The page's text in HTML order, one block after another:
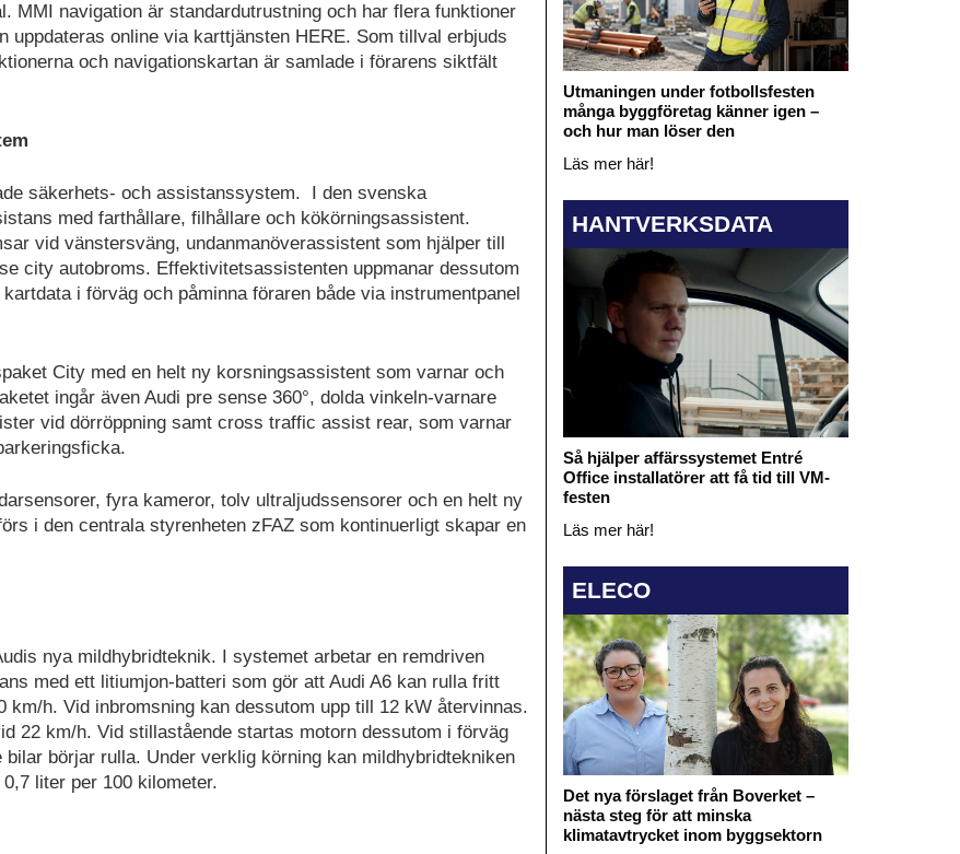
MMI navigation är standardutrustning och har flera funktioner
online via karttjänsten HERE. Som tillval erbjuds
och navigationskartan är samlade i förarens siktfält
säkerhets- och assistanssystem. I den svenska
med farthållare, filhållare och kökörningsassistent.
vid vänstersväng, undanmanöverassistent som hjälper till
city autobroms. Effektivitetsassistenten uppmanar dessutom
i förväg och påminna föraren både via instrumentpanel
City med en helt ny korsningsassistent som varnar och
ingår även Audi pre sense 360°, dolda vinkeln-varnare
vid dörröppning samt cross traffic assist rear, som varnar
fyra kameror, tolv ultraljudssensorer och en helt ny
i den centrala styrenheten zFAZ som kontinuerligt skapar en
nya mildhybridteknik. I systemet arbetar en remdriven
med ett litiumjon-batteri som gör att Audi A6 kan rulla fritt
h. Vid inbromsning kan dessutom upp till 12 kW återvinnas.
22 km/h. Vid stillastående startas motorn dessutom i förväg
börjar rulla. Under verklig körning kan mildhybridtekniken
liter per 100 kilometer.
Utmaningen under fotbollsfesten
många byggföretag känner igen –
och hur man löser den
Läs mer här!
HANTVERKSDATA
Så hjälper affärssystemet Entré
Office installatörer att få tid till VM-
festen
Läs mer här!
ELECO
Det nya förslaget från Boverket –
nästa steg för att minska
klimatavtrycket inom byggsektorn